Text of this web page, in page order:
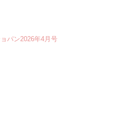
パン2026年4月号